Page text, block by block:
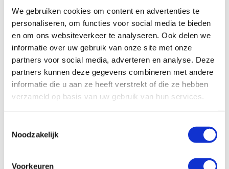
We gebruiken cookies om content en advertenties te
personaliseren, om functies voor social media te bieden
en om ons websiteverkeer te analyseren. Ook delen we
informatie over uw gebruik van onze site met onze
partners voor social media, adverteren en analyse. Deze
partners kunnen deze gegevens combineren met andere
informatie die u aan ze heeft verstrekt of die ze hebben
verzameld op basis van uw gebruik van hun services.
Noodzakelijk
Voorkeuren
Specificaties, tekeningen en plattegrond van de camper zijn